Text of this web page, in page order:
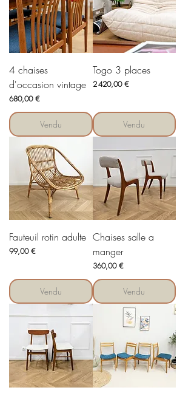
4 chaises
d'occasion vintage
Prix
680,00 €
Vendu
Togo 3 places
Prix
2 420,00 €
Vendu
Fauteuil rotin adulte
Prix
99,00 €
Vendu
Chaises salle a
manger
Prix
360,00 €
Vendu